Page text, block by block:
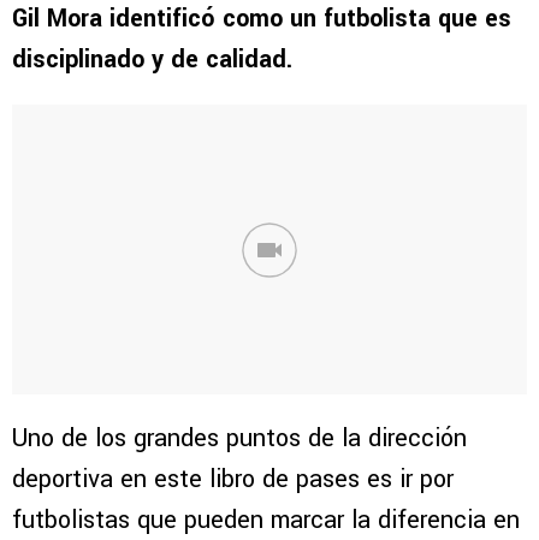
Gil Mora identificó como un futbolista que es
disciplinado y de calidad.
Uno de los grandes puntos de la dirección
deportiva en este libro de pases es ir por
futbolistas que pueden marcar la diferencia en